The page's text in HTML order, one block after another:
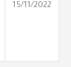
15/11/2022